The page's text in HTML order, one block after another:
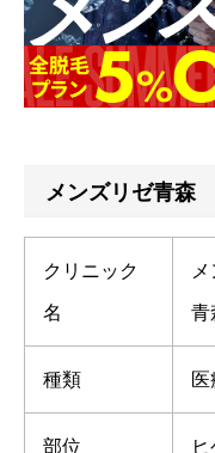
メンズリゼ青森
クリニック
名 青
種類
部位